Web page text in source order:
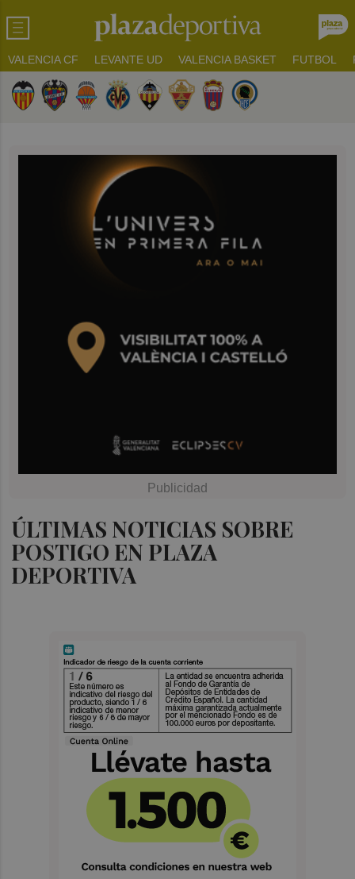
VALENCIA CF LEVANTE UD VALENCIA BASKET FUTBOL
ÚLTIMAS NOTICIAS SOBRE
POSTIGO EN PLAZA
DEPORTIVA